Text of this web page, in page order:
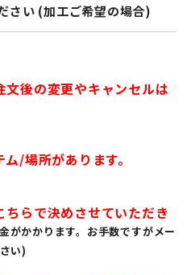
さい (加工ご希望の場合)
後の変更やキャンセルは
/場所があります。
ちらで決めさせていただき
がかかります。お手数ですがメー
い)